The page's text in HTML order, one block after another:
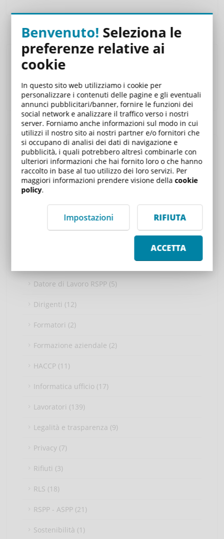
Carrello
Il suo carrello è vuoto.
Corsi eLearning
Competenze digitali (7)
Cyber Security (5)
Datore di Lavoro RSPP (5)
Dirigenti (12)
Formatori (2)
Formazione aziendale (2)
HACCP (11)
Informatica ufficio (17)
Lavoratori (139)
Legalità e trasparenza (9)
Privacy (7)
Rifiuti (3)
RLS (18)
RSPP - ASPP (21)
Sostenibilità (1)
Benvenuto! Seleziona le
preferenze relative ai
cookie
In questo sito web utilizziamo i cookie per
personalizzare i contenuti delle pagine e gli eventuali
annunci pubblicitari/banner, fornire le funzioni dei
social network e analizzare il traffico verso i nostri
server. Forniamo anche informazioni sul modo in cui
utilizzi il nostro sito ai nostri partner e/o fornitori che
si occupano di analisi dei dati di navigazione e
pubblicità, i quali potrebbero altresì combinarle con
ulteriori informazioni che hai fornito loro o che hanno
raccolto in base al tuo utilizzo dei loro servizi. Per
maggiori informazioni prendere visione dellacookie
policy.
Impostazioni RIFIUTA
ACCETTA